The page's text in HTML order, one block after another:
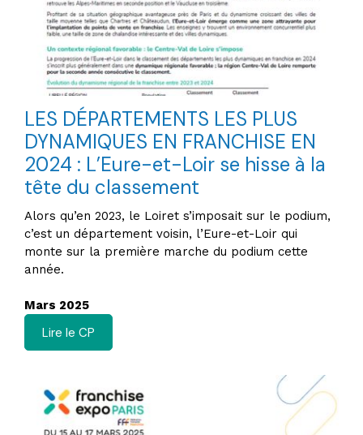
LES DÉPARTEMENTS LES PLUS
DYNAMIQUES EN FRANCHISE EN
2024 : L’Eure-et-Loir se hisse à la
tête du classement
Alors qu’en 2023, le Loiret s’imposait sur le podium,
c’est un département voisin, l’Eure-et-Loir qui
monte sur la première marche du podium cette
année.
Mars 2025
Lire le CP